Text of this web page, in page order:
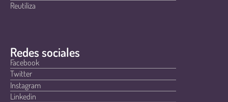
Reutiliza
Redes sociales
Facebook
Twitter
Instagram
Linkedin